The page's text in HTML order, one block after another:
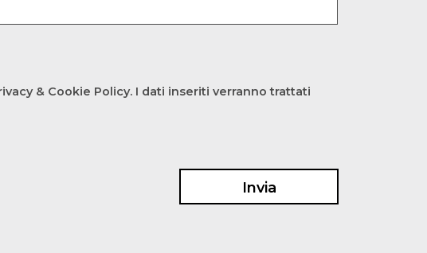
& Cookie Policy. I dati inseriti verranno trattati